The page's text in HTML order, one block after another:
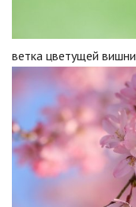
ветка цветущей вишни